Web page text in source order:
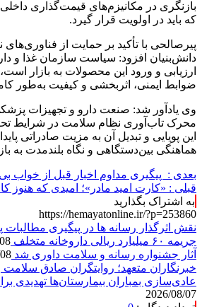
بازنگری در مکانیزم‌های قیمت‌گذاری
که باید در اولویت قرار گیرد.
پیرصالحی با تأکید بر حمایت از
دانش‌بنیان افزود: سیاست سازمان غذا و
ارزیابی و ورود این محصولات به بازار
ضوابط ایمنی، اثربخشی و کیفیت به‌طور
وی یادآور شد: صنعت دارو و تجهیزات
محرک تاب‌آوری نظام سلامت در شرایط
این پویایی و تبدیل آن به مزیت صادراتی
هماهنگی بین‌دستگاهی و نگاه بلندمدت به
بعدی : پیگیری مداوم اخبار قبل از خواب
قبلی : «کارت امید مادر»؛ امیدی که هنوز
به اشتراک بگذارید
https://hemayatonline.ir/?p=253860
نقش اثرگذار رسانه ها در پیگیری مطالبات
جریمه ۶۰ میلیارد ریالی داروخانه متخلف
آثار جشنواره رسانه و سلامت داوری شد
خبرنگاران متعهد؛ روایتگران صادق
عادی‌سازی بمباران بیمارستان‌ها تهدیدی
2026/08/07